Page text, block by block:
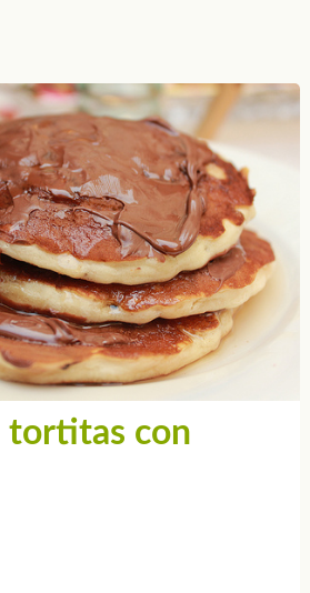
tortitas con